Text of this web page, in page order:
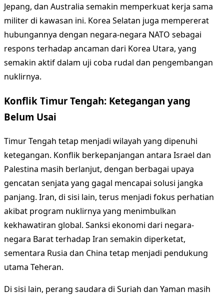
Jepang, dan Australia semakin memperkuat kerja sama
militer di kawasan ini. Korea Selatan juga mempererat
hubungannya dengan negara-negara NATO sebagai
respons terhadap ancaman dari Korea Utara, yang
semakin aktif dalam uji coba rudal dan pengembangan
nuklirnya.
Konflik Timur Tengah: Ketegangan yang
Belum Usai
Timur Tengah tetap menjadi wilayah yang dipenuhi
ketegangan. Konflik berkepanjangan antara Israel dan
Palestina masih berlanjut, dengan berbagai upaya
gencatan senjata yang gagal mencapai solusi jangka
panjang. Iran, di sisi lain, terus menjadi fokus perhatian
akibat program nuklirnya yang menimbulkan
kekhawatiran global. Sanksi ekonomi dari negara-
negara Barat terhadap Iran semakin diperketat,
sementara Rusia dan China tetap menjadi pendukung
utama Teheran.
Di sisi lain, perang saudara di Suriah dan Yaman masih